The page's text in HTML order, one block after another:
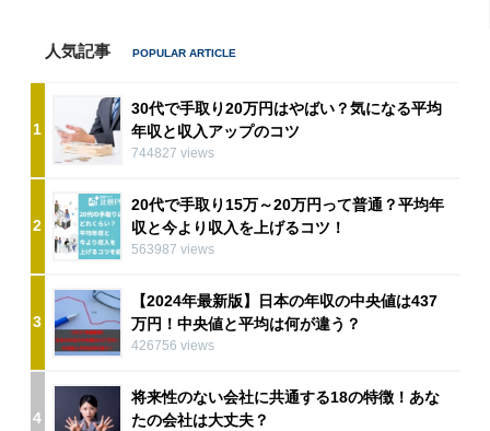
人気記事
1
30代で手取り20万円はやばい？気になる平均
年収と収入アップのコツ
744827 views
2
20代で手取り15万～20万円って普通？平均年
収と今より収入を上げるコツ！
563987 views
3
【2024年最新版】日本の年収の中央値は437
万円！中央値と平均は何が違う？
426756 views
4
将来性のない会社に共通する18の特徴！あな
たの会社は大丈夫？